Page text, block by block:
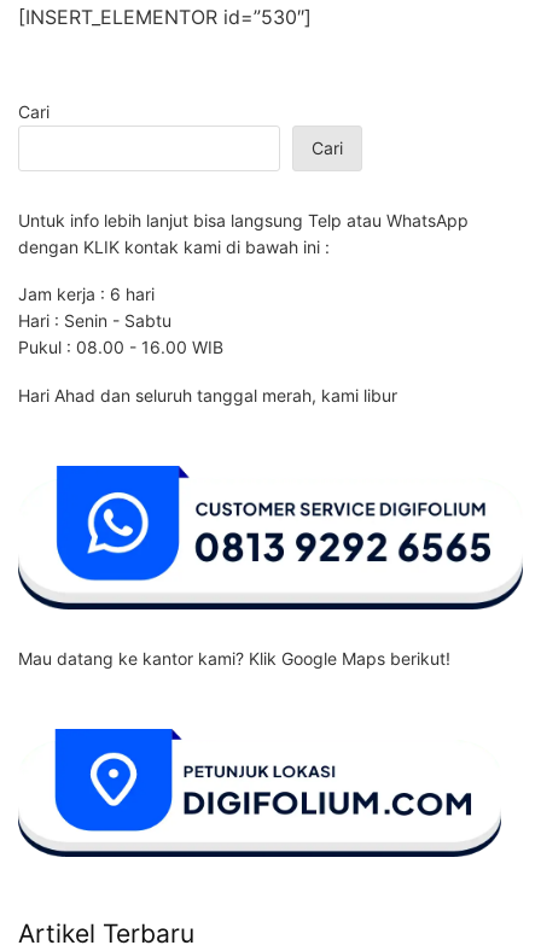
[INSERT_ELEMENTOR id=”530″]
Cari
Cari
Untuk info lebih lanjut bisa langsung Telp atau WhatsApp
dengan KLIK kontak kami di bawah ini :
Jam kerja : 6 hari
Hari : Senin - Sabtu
Pukul : 08.00 - 16.00 WIB
Hari Ahad dan seluruh tanggal merah, kami libur
Mau datang ke kantor kami? Klik Google Maps berikut!
Artikel Terbaru